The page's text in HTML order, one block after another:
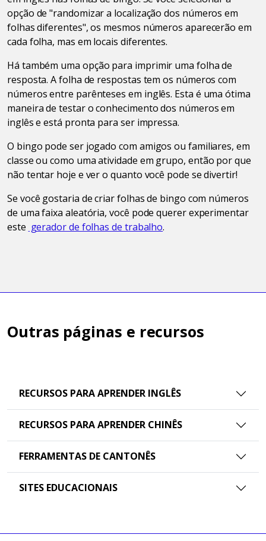
opção de "randomizar a localização dos números em
folhas diferentes", os mesmos números aparecerão em
cada folha, mas em locais diferentes.
Há também uma opção para imprimir uma folha de
resposta. A folha de respostas tem os números com
números entre parênteses em inglês. Esta é uma ótima
maneira de testar o conhecimento dos números em
inglês e está pronta para ser impressa.
O bingo pode ser jogado com amigos ou familiares, em
classe ou como uma atividade em grupo, então por que
não tentar hoje e ver o quanto você pode se divertir!
Se você gostaria de criar folhas de bingo com números
de uma faixa aleatória, você pode querer experimentar
este gerador de folhas de trabalho.
Outras páginas e recursos
RECURSOS PARA APRENDER INGLÊS
RECURSOS PARA APRENDER CHINÊS
FERRAMENTAS DE CANTONÊS
SITES EDUCACIONAIS